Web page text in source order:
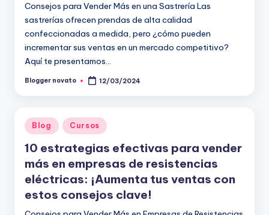
Consejos para Vender Más en una Sastrería Las
sastrerías ofrecen prendas de alta calidad
confeccionadas a medida, pero ¿cómo pueden
incrementar sus ventas en un mercado competitivo?
Aquí te presentamos…
Publicado
Blogger novato 12/03/2024
Publicado
en
Blog Cursos
10 estrategias efectivas para vender
más en empresas de resistencias
eléctricas: ¡Aumenta tus ventas con
estos consejos clave!